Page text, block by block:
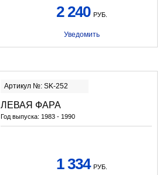
2 240 РУБ.
Уведомить
Артикул №: SK-252
ЛЕВАЯ ФАРА
Год выпуска: 1983 - 1990
1 334 РУБ.